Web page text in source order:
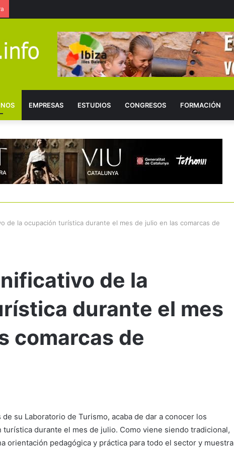
EMPRESAS ESTUDIOS CONGRESOS FORMACIÓN
de la ocupación turística durante el mes de julio en las comarcas de
de la
durante el mes
comarcas de
su Laboratorio de Turismo, acaba de dar a conocer los
durante el mes de julio. Como viene siendo tradicional,
orientación pedagógica y práctica para todo el sector y muestra